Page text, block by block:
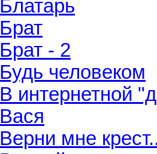
Блатарь
Брат
Брат - 2
Будь человеком
В интернетной
Вася
Верни мне